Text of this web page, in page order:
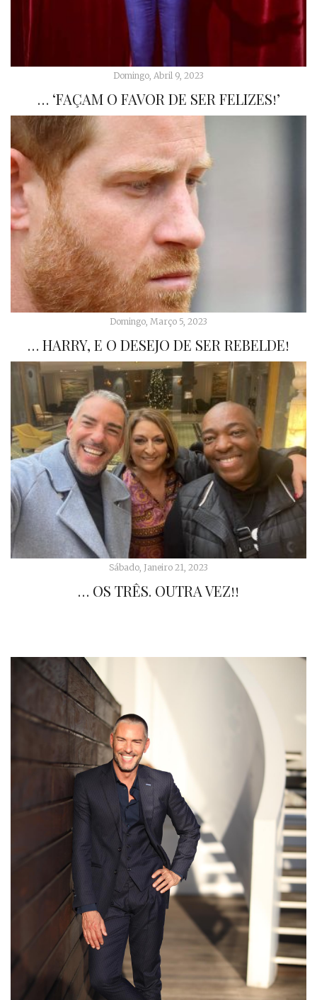
Domingo, Abril 9, 2023
… ‘FAÇAM O FAVOR DE SER FELIZES!’
Domingo, Março 5, 2023
… HARRY, E O DESEJO DE SER REBELDE!
Sábado, Janeiro 21, 2023
… OS TRÊS. OUTRA VEZ!!